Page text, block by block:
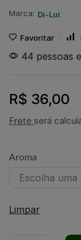
Marca: Di-Lui
Favoritar
44 pessoas
R$ 36,00
Frete será
Aroma
Limpar